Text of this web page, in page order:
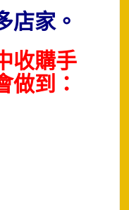
店家。
收購手
做到：